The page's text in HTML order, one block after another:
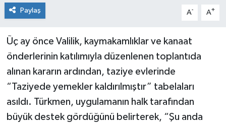
Paylaş A- A+
Üç ay önce Valilik, kaymakamlıklar ve kanaat
önderlerinin katılımıyla düzenlenen toplantıda
alınan kararın ardından, taziye evlerinde
“Taziyede yemekler kaldırılmıştır” tabelaları
asıldı. Türkmen, uygulamanın halk tarafından
büyük destek gördüğünü belirterek, “Şu anda
KURDÎ
Sağlık
Siyaset
Spor